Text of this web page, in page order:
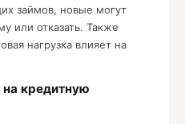
займов, новые могут
или отказать. Также
нагрузка влияет на
кредитную